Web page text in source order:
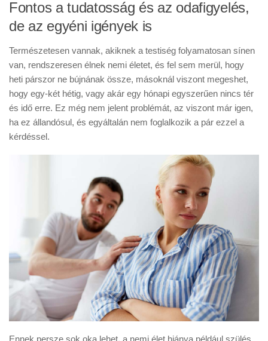
Fontos a tudatosság és az odafigyelés,
de az egyéni igények is
Természetesen vannak, akiknek a testiség folyamatosan sínen
van, rendszeresen élnek nemi életet, és fel sem merül, hogy
heti párszor ne bújnának össze, másoknál viszont megeshet,
hogy egy-két hétig, vagy akár egy hónapi egyszerűen nincs tér
és idő erre. Ez még nem jelent problémát, az viszont már igen,
ha ez állandósul, és egyáltalán nem foglalkozik a pár ezzel a
kérdéssel.
Ennek persze sok oka lehet, a nemi élet hiánya például szülés